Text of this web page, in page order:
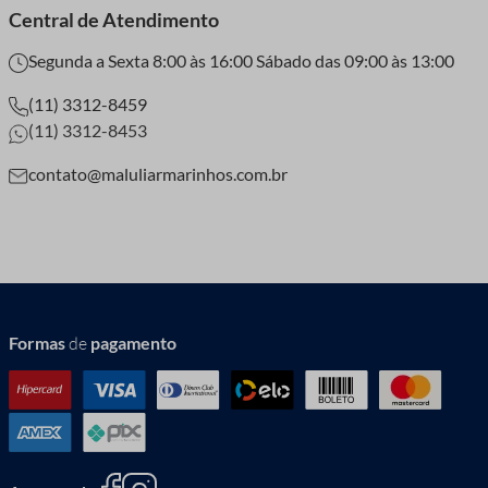
Central de Atendimento
Segunda a Sexta 8:00 às 16:00 Sábado das 09:00 às 13:00
(11) 3312-8459
(11) 3312-8453
contato@maluliarmarinhos.com.br
Formasde pagamento